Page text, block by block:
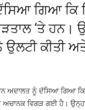
ਗਿਆ ਕਿ
‘ਤੇ ਹਨ।
ਕੀਤੀ
ਅਦਾਲਤ ਨੂੰ ਦੱਸਿਆ ਗਿਆ
ਅਚਾਨਕ ਵਿਗੜ ਗਈ ਹੈ।